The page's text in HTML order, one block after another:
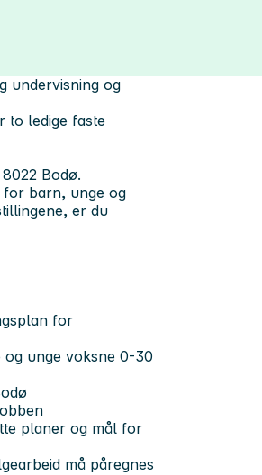
undervisning og
to ledige faste
Bodø.
for barn, unge og
er du
for
og unge voksne 0-30
planer og mål for
må påregnes